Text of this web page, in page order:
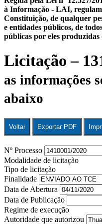
à Informação - LAI,
Constituição, de qualquer
e entidades públicos, de
públicas por eles produzidas
Licitação –
as informações
abaixo
Voltar Exportar PDF
Nº Processo
Modalidade de licitação
Tipo de licitação
Finalidade
Data de Abertura
Data de Publicação
Regime de execução
Autoridade que autorizou